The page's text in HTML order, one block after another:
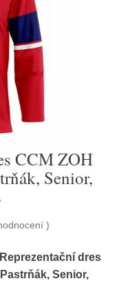
CCM ZOH
Senior,
)
dres
Senior,